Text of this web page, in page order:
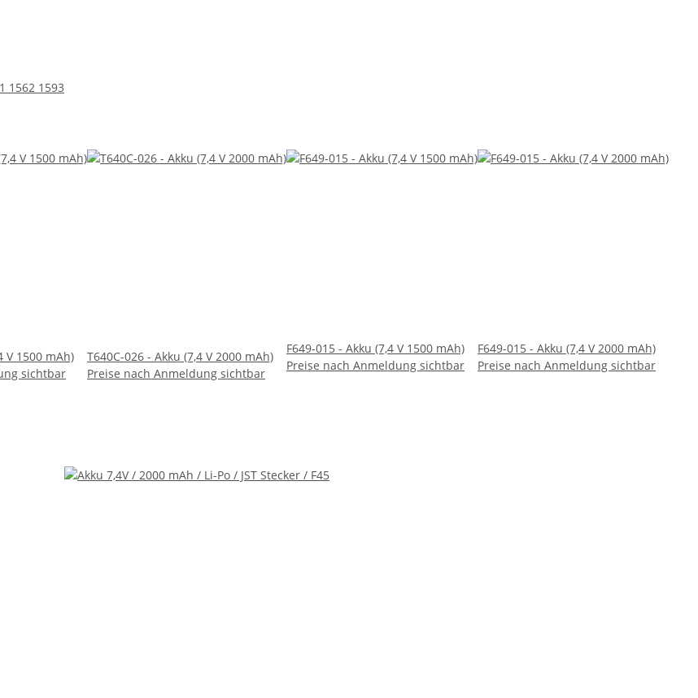
1562 1593
V 1500 mAh)
sichtbar
T640C-026 - Akku (7,4 V 2000 mAh)
Preise nach Anmeldung sichtbar
F649-015 - Akku (7,4 V 1500 mAh)
Preise nach Anmeldung sichtbar
F649-015 - Akku (7,4 V 2000 mAh)
Preise nach Anmeldung sichtbar